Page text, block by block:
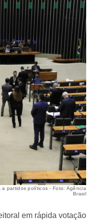
partidos políticos - Foto: Agência
Brasil
em rápida votação